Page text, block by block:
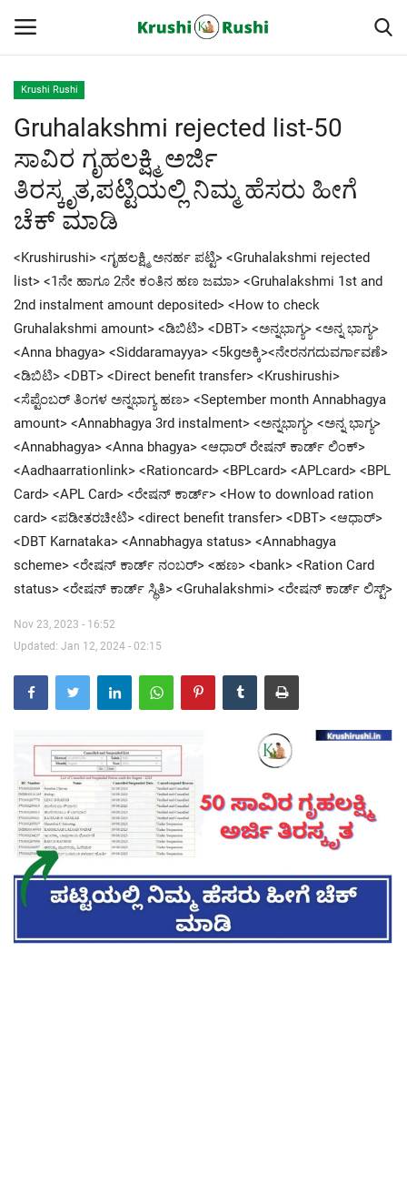
Home
Finance
Contact
ರೈತರ ಯಶೋಗಾಥೆಗಳು
Krushi Rushi
ಮುಂದಿನ 5 ದಿನಗಳ ಮಳೆ ಮಾಹಿತಿ
Gallery
Contact Us
Krushi Rushi
Gruhalakshmi rejected list-50
ಸಾವಿರ ಗೃಹಲಕ್ಷ್ಮಿ ಅರ್ಜಿ
ತಿರಸ್ಕೃತ,ಪಟ್ಟಿಯಲ್ಲಿ ನಿಮ್ಮ ಹೆಸರು ಹೀಗೆ
ಚೆಕ್ ಮಾಡಿ
<Krushirushi> <ಗೃಹಲಕ್ಷ್ಮಿ ಅನರ್ಹ ಪಟ್ಟಿ> <Gruhalakshmi rejected
list> <1ನೇ ಹಾಗೂ 2ನೇ ಕಂತಿನ ಹಣ ಜಮಾ> <Gruhalakshmi 1st and
2nd instalment amount deposited> <How to check
Gruhalakshmi amount> <ಡಿಬಿಟಿ> <DBT> <ಅನ್ನಭಾಗ್ಯ> <ಅನ್ನ ಭಾಗ್ಯ>
<Anna bhagya> <Siddaramayya> <5kgಅಕ್ಕಿ><ನೇರನಗದುವರ್ಗಾವಣೆ>
<ಡಿಬಿಟಿ> <DBT> <Direct benefit transfer> <Krushirushi>
<ಸೆಪ್ಟೆಂಬರ್ ತಿಂಗಳ ಅನ್ನಭಾಗ್ಯ ಹಣ> <September month Annabhagya
amount> <Annabhagya 3rd instalment> <ಅನ್ನಭಾಗ್ಯ> <ಅನ್ನ ಭಾಗ್ಯ>
<Annabhagya> <Anna bhagya> <ಆಧಾರ್ ರೇಷನ್ ಕಾರ್ಡ್ ಲಿಂಕ್>
<Aadhaarrationlink> <Rationcard> <BPLcard> <APLcard> <BPL
Card> <APL Card> <ರೇಷನ್ ಕಾರ್ಡ್> <How to download ration
card> <ಪಡೀತರಚೀಟಿ> <direct benefit transfer> <DBT> <ಆಧಾರ್>
<DBT Karnataka> <Annabhagya status> <Annabhagya
scheme> <ರೇಷನ್ ಕಾರ್ಡ್ ನಂಬರ್> <ಹಣ> <bank> <Ration Card
status> <ರೇಷನ್ ಕಾರ್ಡ್ ಸ್ಥಿತಿ> <Gruhalakshmi> <ರೇಷನ್ ಕಾರ್ಡ್ ಲಿಸ್ಟ್>
Nov 23, 2023 - 16:52
Updated: Jan 12, 2024 - 02:15